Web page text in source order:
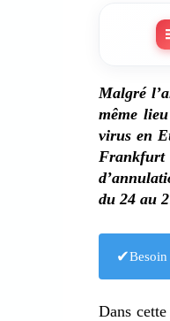
Malgré
même
virus en
du 24 au
✔
Dans